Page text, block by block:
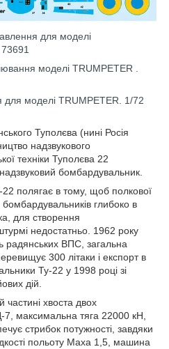
для моделі
моделі TRUMPETER .
для моделі TRUMPETER. 1/72
Туполєва (нині Росія
надзвукового
техніки Туполєва 22
бомбардувальник.
полягає в тому, щоб полкової
глибоко в
для створення
недостатньо. 1962 року
радянських ВПС, загальна
300 літаки і експорт в
Ту-22 у 1998 році зі
дій.
частині хвоста двох
7, максимальна тяга 22000 кН,
стрибок потужності, завдяки
польоту Маха 1,5, машина